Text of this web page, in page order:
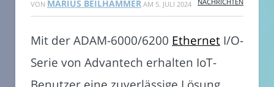
VON MARIUS BEILHAMMER AM 5. JULI 2024
Mit der ADAM-6000/6200 Ethernet I/O-
Serie von Advantech erhalten IoT-